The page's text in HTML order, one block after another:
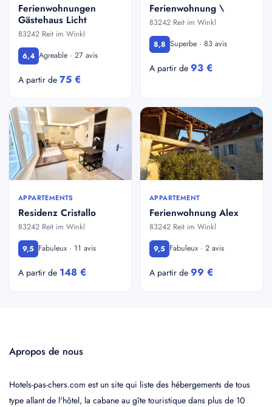
Ferienwohnungen
Gästehaus Licht
83242 Reit im Winkl
6,4 Agreable · 27 avis
A partir de 75 €
Ferienwohnung \
83242 Reit im Winkl
8,8 Superbe · 83 avis
A partir de 93 €
APPARTEMENTS
Residenz Cristallo
83242 Reit im Winkl
9,5 Fabuleux · 11 avis
A partir de 148 €
APPARTEMENT
Ferienwohnung Alex
83242 Reit im Winkl
9,5 Fabuleux · 2 avis
A partir de 99 €
Apropos de nous
Hotels-pas-chers.com est un site qui liste des hébergements de tous
type allant de l'hôtel, la cabane au gîte touristique dans plus de 10